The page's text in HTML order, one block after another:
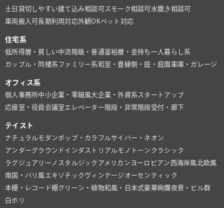
土日貸切しやすい建て込み相談可スモーク相談可水撒き相談可
車両搬入可長期利用対応外観OKペット対応
住宅系
低所得層・貧しい中流階級・普通富裕層・金持ち 一人暮らし系
カップル・同棲系ファミリー系和室・畳縁側・庭・庭園 車庫・ガレージ
オフィス系
個人事務所中小企業・零細風大企業・外資系スタートアップ
応接室・役員会議室 エレベーター階段・非常階段受付・廊下
テイスト
ナチュラルモダンポップ・カラフルサイバー・ネオン
アンダーグラウンド インダストリアルモノトーン クラシック
ラグジュアリー ノスタルジック アメリカン ヨーロピアン西海岸風北欧風
南国・バリ風 エキゾチック ヴィンテージ オーセンティック
本棚・レコード棚グリーン・植物和風・日本式豪華絢爛夜景・ビル群
白ホリ